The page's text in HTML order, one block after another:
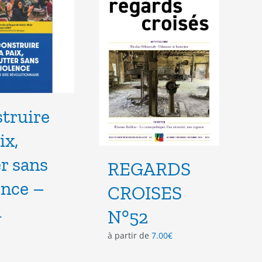
peuvent
être
choisies
sur
la
page
du
produit
sans
–
REGARDS
CROISES
N°52
à partir de 7.00€